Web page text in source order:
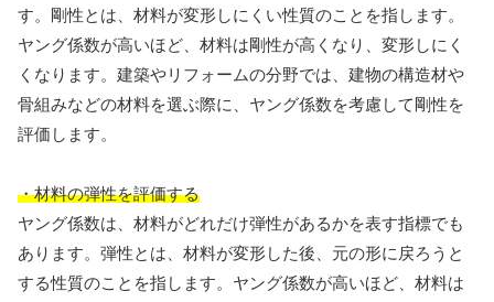
す。剛性とは、材料が変形しにくい性質のことを指します。
ヤング係数が高いほど、材料は剛性が高くなり、変形しにく
くなります。建築やリフォームの分野では、建物の構造材や
骨組みなどの材料を選ぶ際に、ヤング係数を考慮して剛性を
評価します。
・材料の弾性を評価する
ヤング係数は、材料がどれだけ弾性があるかを表す指標でも
あります。弾性とは、材料が変形した後、元の形に戻ろうと
する性質のことを指します。ヤング係数が高いほど、材料は